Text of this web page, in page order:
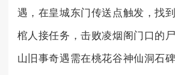
遇，在皇城东门传送点触发，找
棺人接任务，击败凌烟阁门口的
山旧事奇遇需在桃花谷神仙洞石